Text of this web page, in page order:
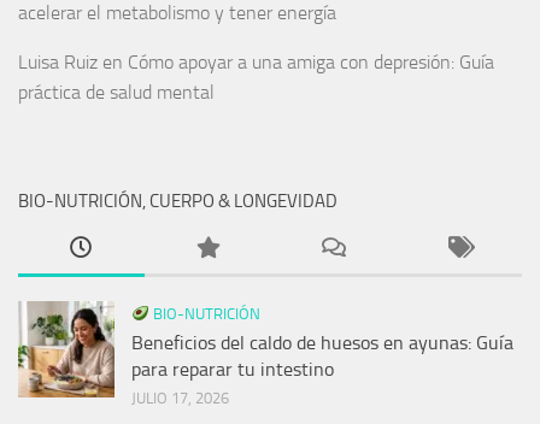
acelerar el metabolismo y tener energía
Luisa Ruiz en Cómo apoyar a una amiga con depresión: Guía
práctica de salud mental
BIO-NUTRICIÓN, CUERPO & LONGEVIDAD
BIO-NUTRICIÓN
Beneficios del caldo de huesos en ayunas: Guía
para reparar tu intestino
JULIO 17, 2026